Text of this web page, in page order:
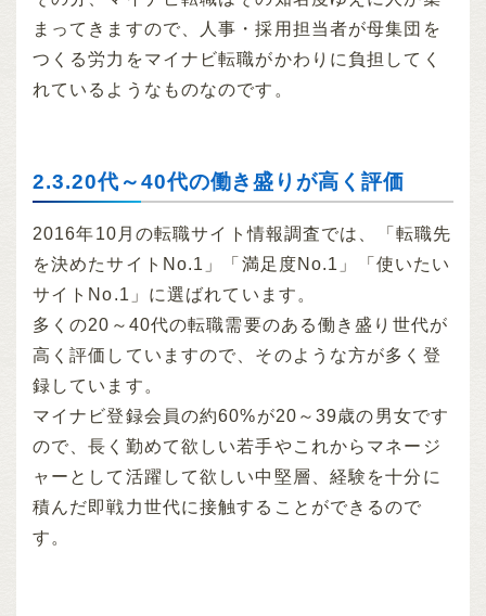
まってきますので、人事・採用担当者が母集団を
つくる労力をマイナビ転職がかわりに負担してく
れているようなものなのです。
2.3.20代～40代の働き盛りが高く評価
2016年10月の転職サイト情報調査では、「転職先
を決めたサイトNo.1」「満足度No.1」「使いたい
サイトNo.1」に選ばれています。
多くの20～40代の転職需要のある働き盛り世代が
高く評価していますので、そのような方が多く登
録しています。
マイナビ登録会員の約60%が20～39歳の男女です
ので、長く勤めて欲しい若手やこれからマネージ
ャーとして活躍して欲しい中堅層、経験を十分に
積んだ即戦力世代に接触することができるので
す。